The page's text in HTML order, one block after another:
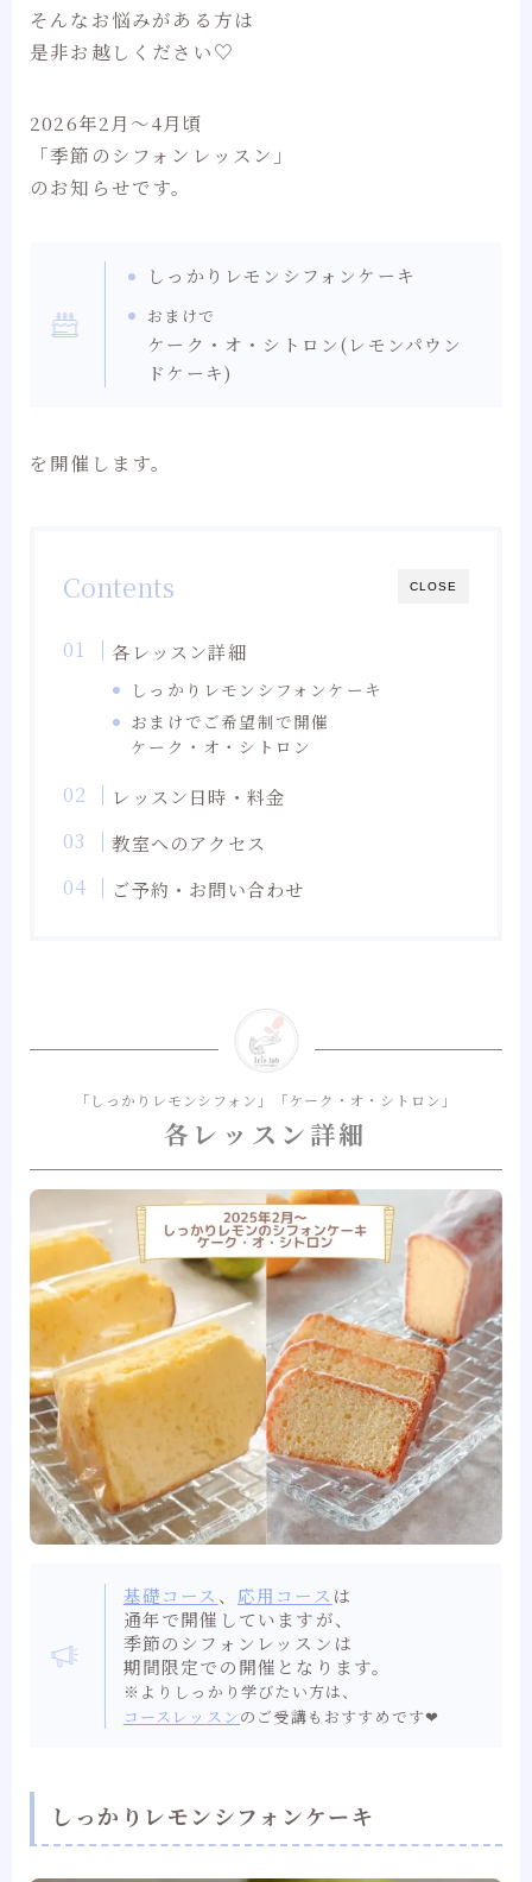
そんなお悩みがある方は
是非お越しください♡
2026年2月～4月頃
「季節のシフォンレッスン」
のお知らせです。
しっかりレモンシフォンケーキ
おまけで
ケーク・オ・シトロン(レモンパウン
ドケーキ)
を開催します。
CLOSE
Contents
各レッスン詳細
しっかりレモンシフォンケーキ
おまけでご希望制で開催
ケーク・オ・シトロン
レッスン日時・料金
教室へのアクセス
ご予約・お問い合わせ
「しっかりレモンシフォン」「ケーク・オ・シトロン」
各レッスン詳細
基礎コース 、 応用コース は
通年で開催していますが、
季節のシフォンレッスンは
期間限定での開催となります。
※よりしっかり学びたい方は、
コースレッスンのご受講もおすすめです❤︎
しっかりレモンシフォンケーキ